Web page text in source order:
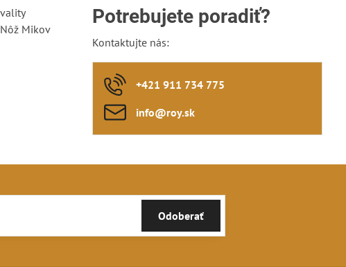
Mikov
Potrebujete poradiť?
Kontaktujte nás:
+421 911 734 775
info​@roy​.sk
Odoberať